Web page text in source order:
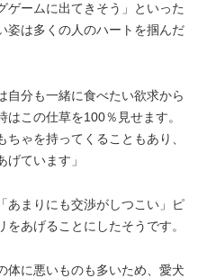
ゲームに出てきそう」といった
姿は多くの人のハートを掴んだ
自分も一緒に食べたい欲求から
この仕草を100％見せます。
ゃを持ってくることもあり、
ています」
まりにも交渉がしつこい」ピ
あげることにしたそうです。
に悪いものも多いため、愛犬